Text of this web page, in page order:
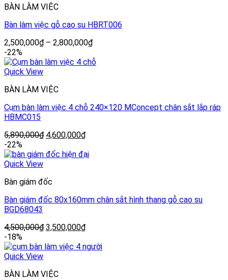
BÀN LÀM VIỆC
Bàn làm việc gỗ cao su HBRT006
2,500,000₫ – 2,800,000₫
-22%
Quick View
BÀN LÀM VIỆC
Cụm bàn làm việc 4 chỗ 240×120 MConcept chân sắt lắp ráp
HBMC015
5,890,000₫ 4,600,000₫
-22%
Quick View
Bàn giám đốc
Bàn giám đốc 80x160mm chân sắt hình thang gỗ cao su
BGD68043
4,500,000₫ 3,500,000₫
-18%
Quick View
BÀN LÀM VIỆC